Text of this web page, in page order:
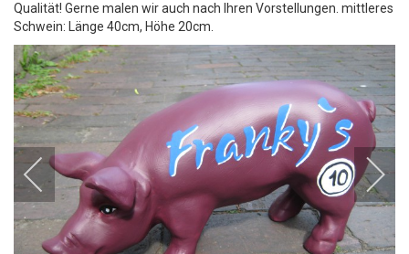
Qualität! Gerne malen wir auch nach Ihren Vorstellungen. mittleres
Schwein: Länge 40cm, Höhe 20cm.